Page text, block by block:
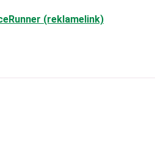
(reklamelink)